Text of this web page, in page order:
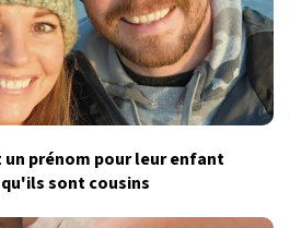
un prénom pour leur enfant
sont cousins